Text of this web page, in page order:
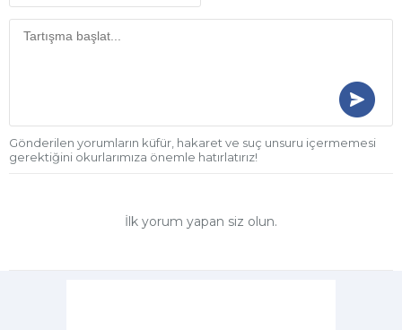
Gönderilen yorumların küfür, hakaret ve suç unsuru içermemesi
gerektiğini okurlarımıza önemle hatırlatırız!
İlk yorum yapan siz olun.